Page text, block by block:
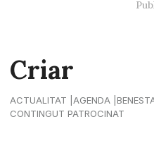
Criar
ACTUALITAT AGENDA
CONTINGUT PATROCINAT